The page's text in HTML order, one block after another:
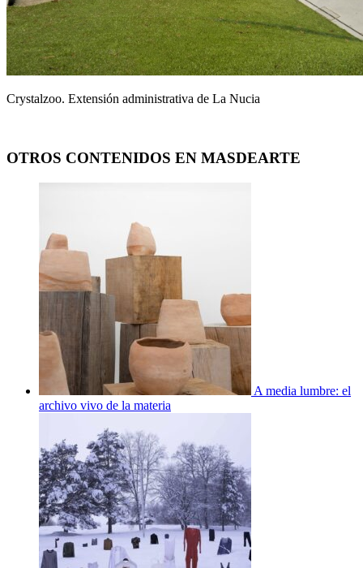
Crystalzoo. Extensión administrativa de La Nucia
OTROS CONTENIDOS EN MASDEARTE
A media lumbre: el
archivo vivo de la materia